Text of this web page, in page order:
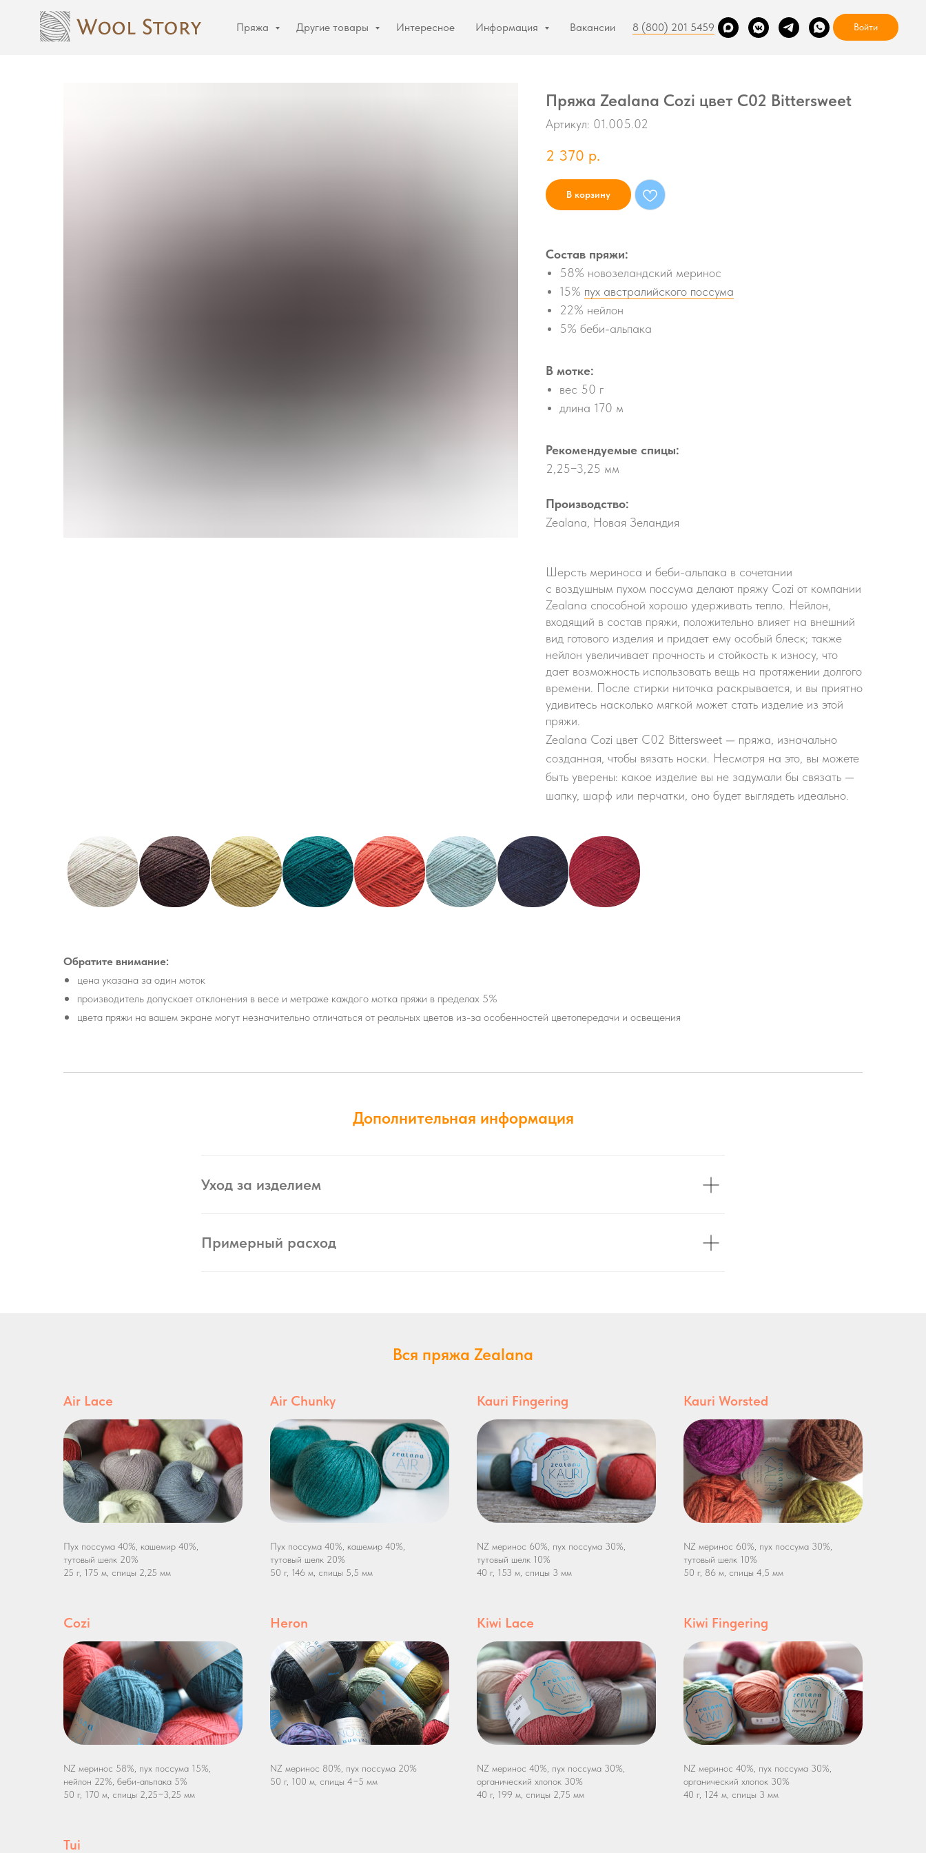
Пряжа Другие товары Интересное Информация Вакансии 8 (800) 201 5459 Войти
Пряжа Zealana Cozi цвет C02 Bittersweet
Артикул: 01.005.02
2 370 р.
В корзину
Состав пряжи:
58% новозеландский меринос
15% пух австралийского поссума
22% нейлон
5% беби-альпака
В мотке:
вес 50 г
длина 170 м
Рекомендуемые спицы:
2,25−3,25 мм
Производство:
Zealana, Новая Зеландия
Шерсть мериноса и беби-альпака в сочетании
с воздушным пухом поссума делают пряжу Cozi от компании
Zealana способной хорошо удерживать тепло. Нейлон,
входящий в состав пряжи, положительно влияет на внешний
вид готового изделия и придает ему особый блеск; также
нейлон увеличивает прочность и стойкость к износу, что
дает возможность использовать вещь на протяжении долгого
времени. После стирки ниточка раскрывается, и вы приятно
удивитесь насколько мягкой может стать изделие из этой
пряжи.
Zealana Cozi цвет C02 Bittersweet — пряжа, изначально
созданная, чтобы вязать носки. Несмотря на это, вы можете
быть уверены: какое изделие вы не задумали бы связать —
шапку, шарф или перчатки, оно будет выглядеть идеально.
Обратите внимание:
цена указана за один моток
производитель допускает отклонения в весе и метраже каждого мотка пряжи в пределах 5%
цвета пряжи на вашем экране могут незначительно отличаться от реальных цветов из-за особенностей цветопередачи и освещения
Дополнительная информация
Уход за изделием
Примерный расход
Вся пряжа Zealana
Air Lace
Пух поссума 40%, кашемир 40%,
тутовый шелк 20%
25 г, 175 м, спицы 2,25 мм
Air Chunky
Пух поссума 40%, кашемир 40%,
тутовый шелк 20%
50 г, 146 м, спицы 5,5 мм
Kauri Fingering
NZ меринос 60%, пух поссума 30%,
тутовый шелк 10%
40 г, 153 м, спицы 3 мм
Kauri Worsted
NZ меринос 60%, пух поссума 30%,
тутовый шелк 10%
50 г, 86 м, спицы 4,5 мм
Cozi
NZ меринос 58%, пух поссума 15%,
нейлон 22%, беби-альпака 5%
50 г, 170 м, спицы 2,25−3,25 мм
Heron
NZ меринос 80%, пух поссума 20%
50 г, 100 м, спицы 4−5 мм
Kiwi Lace
NZ меринос 40%, пух поссума 30%,
органический хлопок 30%
40 г, 199 м, спицы 2,75 мм
Kiwi Fingering
NZ меринос 40%, пух поссума 30%,
органический хлопок 30%
40 г, 124 м, спицы 3 мм
Tui